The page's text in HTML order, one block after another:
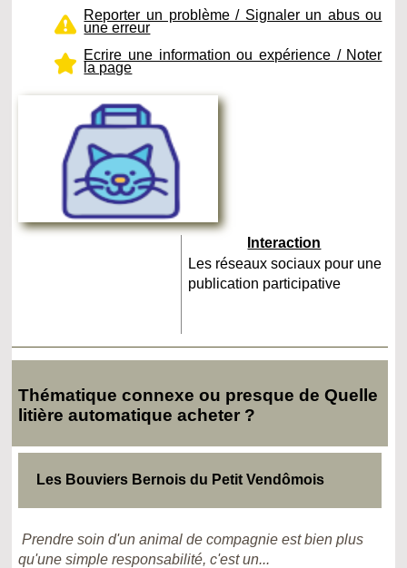
Reporter un problème / Signaler un abus ou
une erreur
Ecrire une information ou expérience / Noter
la page
Interaction
Les réseaux sociaux pour une
publication participative
Thématique connexe ou presque de Quelle
litière automatique acheter ?
Les Bouviers Bernois du Petit Vendômois
Prendre soin d'un animal de compagnie est bien plus
qu'une simple responsabilité, c'est un...